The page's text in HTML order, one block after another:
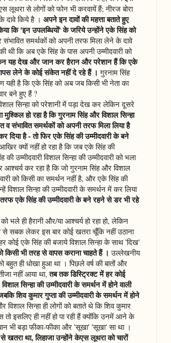
लूथरा से लोगों को फोन भी करवायें हैं; नीरज बोरा
दावे किये है । अपने इन दावों की महत्ता बताते हुए
कि 'इन उपलब्धियों' के जरिये उन्होंने एके सिंह को
समर्थकों को अपनी तरफ मिला लेने के दावे
थी कि अब एके सिंह के पास अपनी उम्मीदवारी को
यह देख और जान कर हैरान और परेशान हैं कि एके
लेने के कोई संकेत नहीं दे रहे हैं । गुरनाम सिंह
यही है कि एके सिंह को अब जब किसी भी नेता का
बने हुए हैं ?
सिन्हा को परेशानी में पड़ा देख कर लेकिन दूसरे
हो रहा है कि गुरनाम सिंह और विशाल सिन्हा
संभावित समर्थकों को अपनी तरफ मिला लिया है
है - तो फिर एके सिंह की उम्मीदवारी के बने
क्यों नहीं हो रहा है कि जब एके सिंह की
उम्मीदवारी विशाल सिन्हा की उम्मीदवारी को भला
कर रहा है कि जो गुरनाम सिंह और विशाल
को किसी का समर्थन नहीं है, और एके सिंह की
विशाल सिन्हा की उम्मीदवारी के समर्थन में कर लिया
एके सिंह की उम्मीदवारी के बने रहने से डर भी रहे
भले ही हैरानी और/या आश्चर्य हो रहा हो, लेकिन
सबक लेकर इस बार कोई खतरा चूँकि नहीं उठाना
कोई एके सिंह की बजाये विशाल सिन्हा के साथ 'दिख'
किसी भी तरह से वापस कराना चाहते हैं । उल्लेखनीय
बहुत ही धोखा हुआ था । पिछले वर्ष की बातों और
नहीं आया था,तब तक डिस्ट्रिक्ट में हर कोई
सिन्हा की उम्मीदवारी के समर्थन में होने वाली
शिव कुमार गुप्ता की उम्मीदवारी के समर्थन में होने
विशाल सिन्हा ही लोगों को बताते थे कि शिव कुमार
तो इसलिए ही नहीं हो पा रही हैं क्योंकि उनमें आने के
भी बड़ा फीका-फीका और 'सूखा' 'सूखा' सा था ।
था, लिहाजा उन्होंने केएस लूथरा को चारों